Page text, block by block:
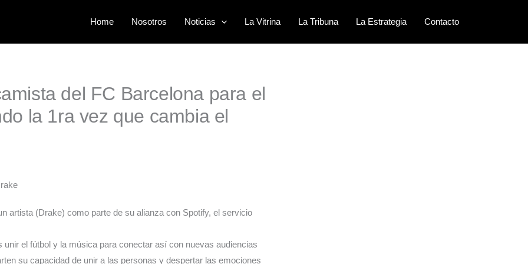
Home Nosotros Noticias La Vitrina La Tribuna La Estrategia Contacto
del FC Barcelona para el
la 1ra vez que cambia el
artista (Drake) como parte de su alianza con Spotify, el servicio
unir el fútbol y la música para conectar así con nuevas audiencias
su capacidad de unir a las personas y despertar las emociones